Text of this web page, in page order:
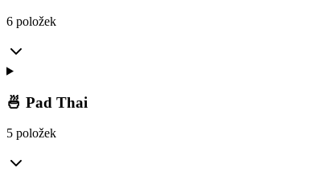
6 položek
🍜 Pad Thai
5 položek